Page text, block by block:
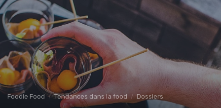
Foodie Food Tendances dans la food Dossiers